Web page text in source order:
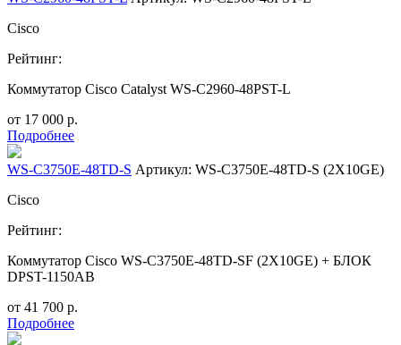
Cisco
Рейтинг:
Коммутатор Cisco Catalyst WS-C2960-48PST-L
от 17 000 р.
Подробнее
WS-C3750E-48TD-S Артикул: WS-C3750E-48TD-S (2X10GE)
Cisco
Рейтинг:
Коммутатор Cisco WS-C3750E-48TD-SF (2X10GE) + БЛОК
DPST-1150AB
от 41 700 р.
Подробнее